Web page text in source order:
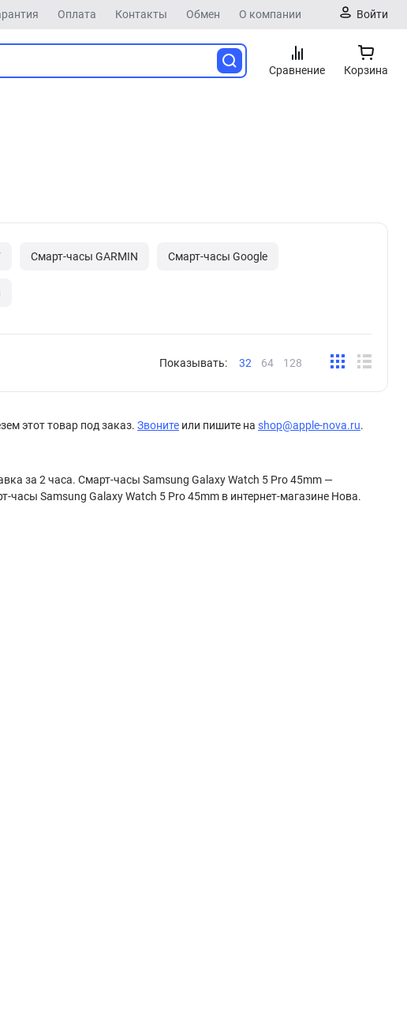
Оплата Контакты Обмен О компании Войти
Сравнение Корзина
Смарт-часы GARMIN Смарт-часы Google
Показывать: 32 64 128
этот товар под заказ. Звоните или пишите на shop@apple-nova.ru.
за 2 часа. Смарт-часы Samsung Galaxy Watch 5 Pro 45mm —
Samsung Galaxy Watch 5 Pro 45mm в интернет-магазине Нова.